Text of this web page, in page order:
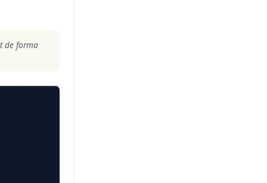
de forma